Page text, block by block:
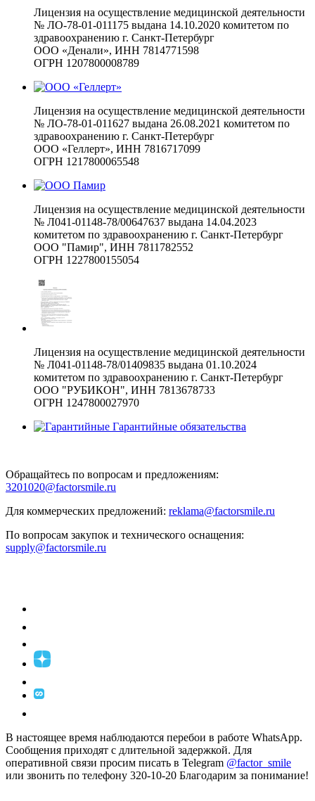
Лицензия на осуществление медицинской деятельности
№ ЛО-78-01-011175 выдана 14.10.2020 комитетом по
здравоохранению г. Санкт-Петербург
ООО «Денали», ИНН 7814771598
ОГРН 1207800008789
Лицензия на осуществление медицинской деятельности
№ ЛО-78-01-011627 выдана 26.08.2021 комитетом по
здравоохранению г. Санкт-Петербург
ООО «Геллерт», ИНН 7816717099
ОГРН 1217800065548
Лицензия на осуществление медицинской деятельности
№ Л041-01148-78/00647637 выдана 14.04.2023
комитетом по здравоохранению г. Санкт-Петербург
ООО "Памир", ИНН 7811782552
ОГРН 1227800155054
Лицензия на осуществление медицинской деятельности
№ Л041-01148-78/01409835 выдана 01.10.2024
комитетом по здравоохранению г. Санкт-Петербург
ООО "РУБИКОН", ИНН 7813678733
ОГРН 1247800027970
Гарантийные обязательства
Обращайтесь по вопросам и предложениям:
3201020@factorsmile.ru
Для коммерческих предложений: reklama@factorsmile.ru
По вопросам закупок и технического оснащения:
supply@factorsmile.ru
В настоящее время наблюдаются перебои в работе WhatsApp.
Сообщения приходят с длительной задержкой. Для
оперативной связи просим писать в Telegram @factor_smile
или звонить по телефону 320-10-20 Благодарим за понимание!